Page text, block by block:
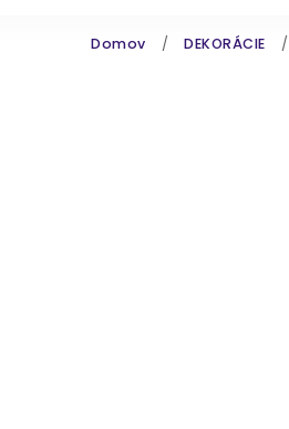
Domov / DEKORÁCIE /